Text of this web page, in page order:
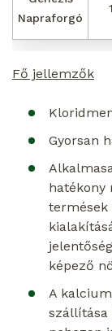
Napraforgó
Fő jellemzők
Gyorsan
hatékony
képező
A
szállítása